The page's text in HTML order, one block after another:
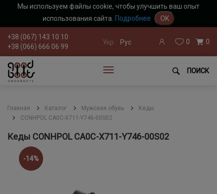
Мы используем файлы cookie, чтобы улучшить ваш опыт
использования сайта. Подробнее OK
+38 (067) 143 10 10
+38 (066) 666 06 99
Укр Рус 0 0
ПОИСК
Главная Каталог Мужская обувь
Кеды
CONHPOL CA0C-X711-Y746-00S02
Кеды CONHPOL CA0C-X711-Y746-00S02
-14%